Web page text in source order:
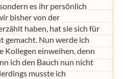
es ihr persönlich
bisher von der
haben, hat sie sich für
gemacht. Nun werde ich
Kollegen einweihen, denn
ich den Bauch nun nicht
musste ich